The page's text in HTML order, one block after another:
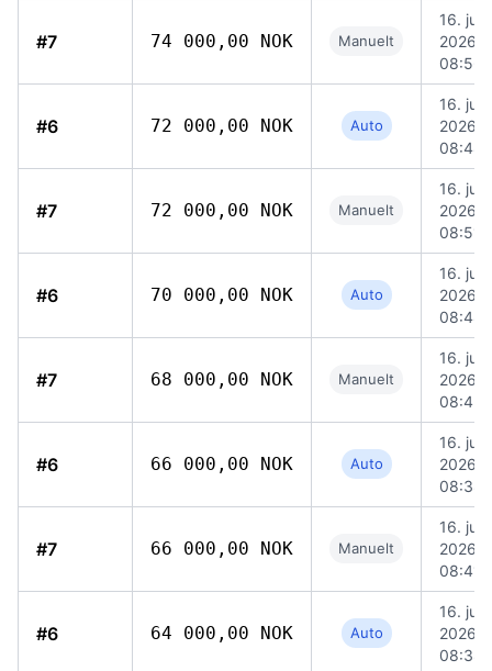
#7 74 000,00 NOK Manuelt
16. juni
2026,
08:56
#6 72 000,00 NOK Auto
16. juni
2026,
08:48
#7 72 000,00 NOK Manuelt
16. juni
2026,
08:51
#6 70 000,00 NOK Auto
16. juni
2026,
08:48
#7 68 000,00 NOK Manuelt
16. juni
2026,
08:43
#6 66 000,00 NOK Auto
16. juni
2026,
08:38
#7 66 000,00 NOK Manuelt
16. juni
2026,
08:41
#6 64 000,00 NOK Auto
16. juni
2026,
08:38